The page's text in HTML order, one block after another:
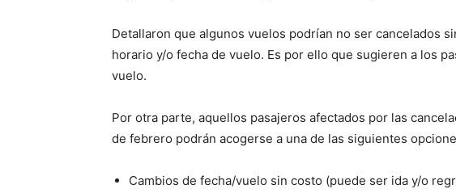
Detallaron que algunos vuelos podrían no ser cancelados
horario y/o fecha de vuelo. Es por ello que sugieren a los
vuelo.
Por otra parte, aquellos pasajeros afectados por las
de febrero podrán acogerse a una de las siguientes
Cambios de fecha/vuelo sin costo (puede ser ida y/o